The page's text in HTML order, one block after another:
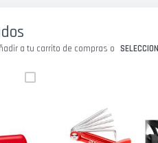
a tu carrito de compras o